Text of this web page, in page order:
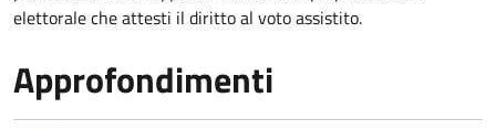
elettorale che attesti il diritto al voto assistito.
Approfondimenti